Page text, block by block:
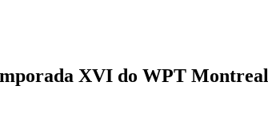
XVI do WPT Montreal